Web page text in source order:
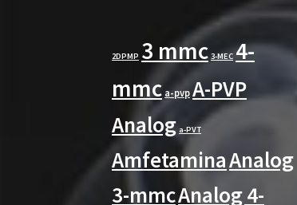
2DPMP 3 mmc 3-MEC 4-
mmc a-pvpA-PVP
Analog a-PVT
AmfetaminaAnalog
3-mmcAnalog 4-